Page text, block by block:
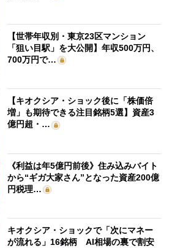
【世帯年収別・東京23区マンション
「狙い目駅」を大公開】年収500万円、
700万円で…
【キオクシア・ショック後に「株価倍
増」も期待できる注目銘柄5選】資産3
億円超・…
《利益は年5億円前後》住み込みバイト
から“ギガ大家さん”となった資産200億
円税理…
キオクシア・ショックで「次にマネー
が流れる」16銘柄 AI相場の裏で割安